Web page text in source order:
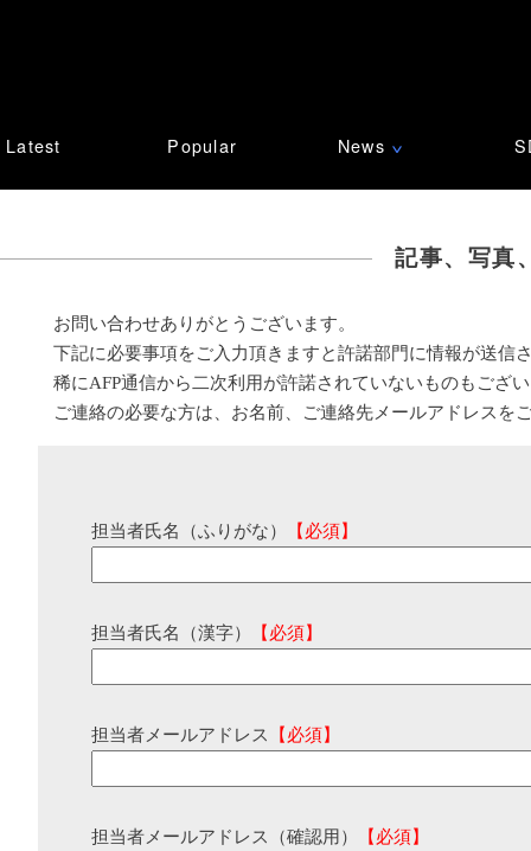
Latest Popular News ∨
記事、写真
お問い合わせありがとうございます。
下記に必要事項をご入力頂きますと許諾部門に情報が送信
稀にAFP通信から二次利用が許諾されていないものもござ
ご連絡の必要な方は、お名前、ご連絡先メールアドレスを
担当者氏名（ふりがな） 【必須】
担当者氏名（漢字） 【必須】
担当者メールアドレス 【必須】
担当者メールアドレス（確認用） 【必須】